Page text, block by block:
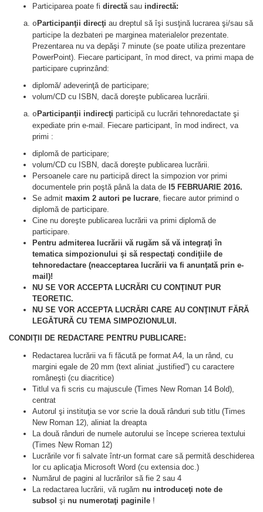
Participarea poate fi directă sau indirectă:
oParticipanţii direcţi au dreptul să îşi susţină lucrarea şi/sau să
participe la dezbateri pe marginea materialelor prezentate.
Prezentarea nu va depăşi 7 minute (se poate utiliza prezentare
PowerPoint). Fiecare participant, în mod direct, va primi mapa de
participare cuprinzând:
diplomă/ adeverinţă de participare;
volum/CD cu ISBN, dacă doreşte publicarea lucrării.
oParticipanţii indirecţi participă cu lucrări tehnoredactate şi
expediate prin e-mail. Fiecare participant, în mod indirect, va
primi :
diplomă de participare;
volum/CD cu ISBN, dacă doreşte publicarea lucrării.
Persoanele care nu participă direct la simpozion vor primi
documentele prin poştă până la data de l5 FEBRUARIE 2016.
Se admit maxim 2 autori pe lucrare , fiecare autor primind o
diplomă de participare.
Cine nu doreşte publicarea lucrării va primi diplomă de
participare.
Pentru admiterea lucrării vă rugăm să vă integraţi în
tematica simpozionului şi să respectaţi condiţiile de
tehnoredactare (neacceptarea lucrării va fi anunţată prin e-
mail)!
NU SE VOR ACCEPTA LUCRĂRI CU CONŢINUT PUR
TEORETIC.
NU SE VOR ACCEPTA LUCRĂRI CARE AU CONŢINUT FĂRĂ
LEGĂTURĂ CU TEMA SIMPOZIONULUI.
CONDIŢII DE REDACTARE PENTRU PUBLICARE:
Redactarea lucrării va fi făcută pe format A4, la un rând, cu
margini egale de 20 mm (text aliniat „justified”) cu caractere
româneşti (cu diacritice)
Titlul va fi scris cu majuscule (Times New Roman 14 Bold),
centrat
Autorul şi instituţia se vor scrie la două rânduri sub titlu (Times
New Roman 12), aliniat la dreapta
La două rânduri de numele autorului se începe scrierea textului
(Times New Roman 12)
Lucrările vor fi salvate într-un format care să permită deschiderea
lor cu aplicaţia Microsoft Word (cu extensia doc.)
Numărul de pagini al lucrărilor să fie 2 sau 4
La redactarea lucrării, vă rugăm nu introduceţi note de
subsol şi nu numerotaţi paginile !